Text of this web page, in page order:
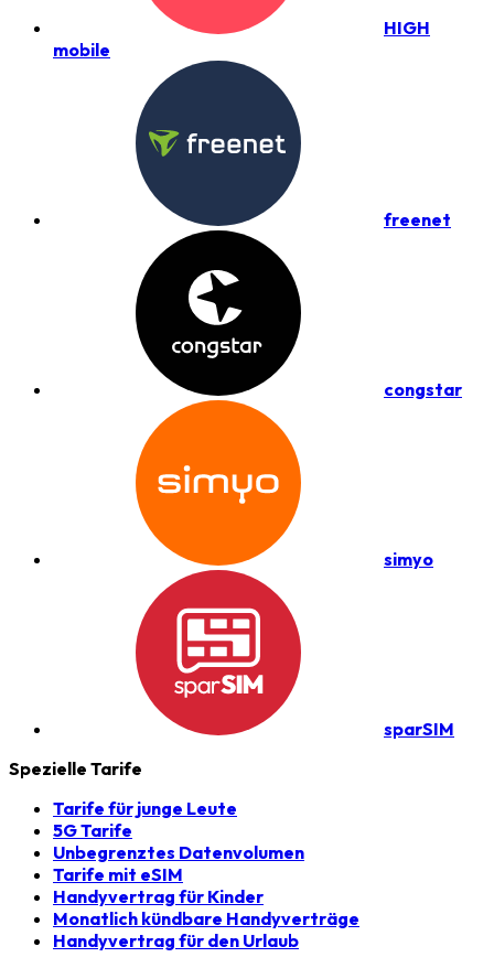
HIGH
mobile
freenet
congstar
simyo
sparSIM
Spezielle Tarife
Tarife für junge Leute
5G Tarife
Unbegrenztes Datenvolumen
Tarife mit eSIM
Handyvertrag für Kinder
Monatlich kündbare Handyverträge
Handyvertrag für den Urlaub